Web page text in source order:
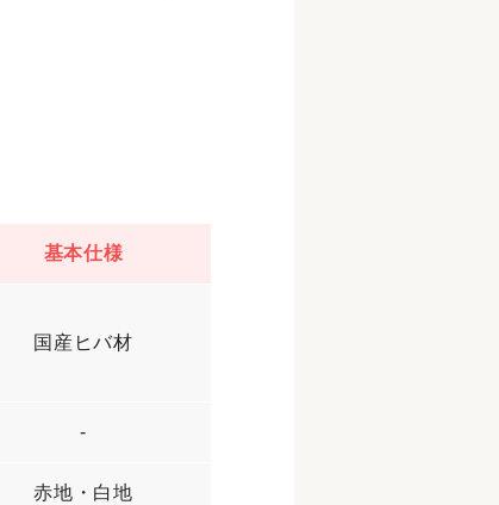
基本仕様
国産ヒバ材
-
赤地・白地